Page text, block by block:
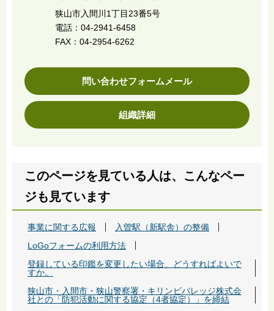
狭山市入間川1丁目23番5号
電話：04-2941-6458
FAX：04-2954-6262
問い合わせフォームメール
組織詳細
このページを見ている人は、こんなペー
ジも見ています
事業に関する広報
入曽駅（新駅舎）の整備
LoGoフォームの利用方法
登録している印鑑を変更したい場合、どうすればよいで
すか。
狭山市・入間市・狭山警察署・キリンビバレッジ株式会
社との「防犯活動に関する協定（4者協定）」を締結